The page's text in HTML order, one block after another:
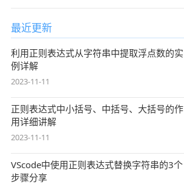
最近更新
利用正则表达式从字符串中提取浮点数的实
例详解
2023-11-11
正则表达式中小括号、中括号、大括号的作
用详细讲解
2023-11-11
VScode中使用正则表达式替换字符串的3个
步骤分享